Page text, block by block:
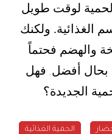
لوقت طويل
الغذائية. ولكنك
والهضم فحتماً
بحال أفضل. فهل
الجديدة؟
الحمية الغذائية